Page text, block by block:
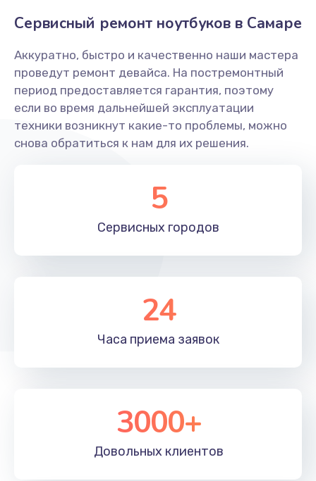
Сервисный ремонт ноутбуков в Самаре
Аккуратно, быстро и качественно наши мастера
проведут ремонт девайса. На постремонтный
период предоставляется гарантия, поэтому
если во время дальнейшей эксплуатации
техники возникнут какие-то проблемы, можно
снова обратиться к нам для их решения.
5
Сервисных городов
24
Часа приема заявок
3000+
Довольных клиентов